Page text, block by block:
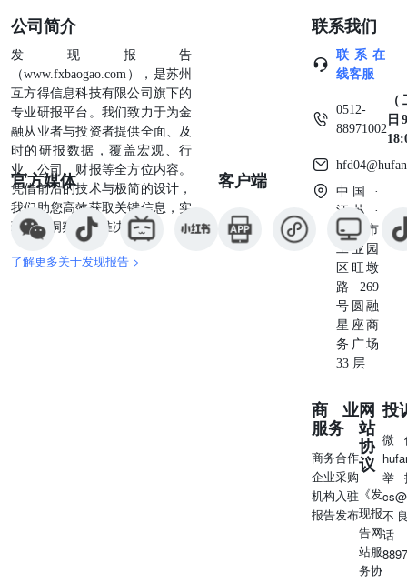
公司简介
发现报告
（www.fxbaogao.com），是苏州
互方得信息科技有限公司旗下的
专业研报平台。我们致力于为金
融从业者与投资者提供全面、及
时的研报数据，覆盖宏观、行
业、公司、财报等全方位内容。
凭借前沿的技术与极简的设计，
我们助您高效获取关键信息，实
现深度洞察与精准决策。
了解更多关于发现报告 >
官方媒体 客户端
联系我们
联系在
线客服
0512-
88971002
日
中国 ·
江苏 ·
苏州市
工业园
区旺墩
路269
号圆融
星座商
务广场
33 层
商业
服务
商务合作
企业采购
机构入驻
报告发布
网
站
协
议
《发
现报
告网
站服
务协
投
微
举
不